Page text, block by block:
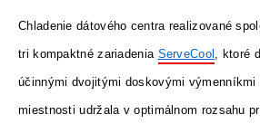
Chladenie dátového centra realizované
tri kompaktné zariadenia ServeCool , ktoré
účinnými dvojitými doskovými
miestnosti udržala v optimálnom rozsahu